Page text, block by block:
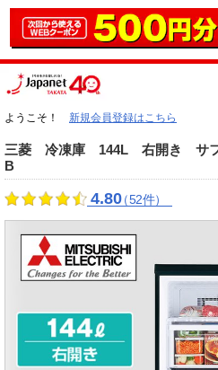
ようこそ！ 新規会員登録はこちら
三菱 冷凍庫 144L 右開き サフ
B
4.80（52件）